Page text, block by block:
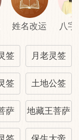
解。
姓名改运 八
签 月老灵签
签 土地公签
萨 地藏王菩萨